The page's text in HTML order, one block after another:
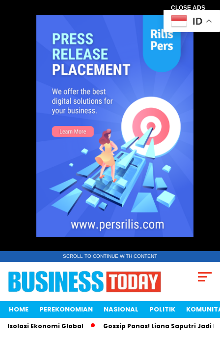
CLOSE ADS
SCROLL TO CONTINUE WITH CONTENT
HOME PEREKONOMIAN NASIONAL POLITIK
Ekonomi Global Gossip Panas! Liana Saputri Jadi Ratu
ID